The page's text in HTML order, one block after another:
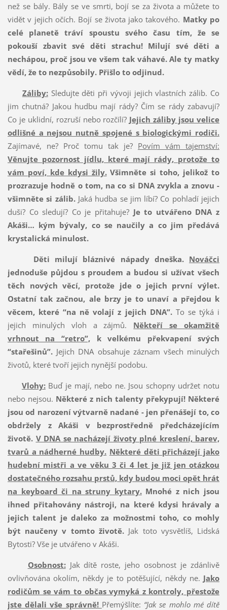
než se bály. Bály se ve smrti, bojí se za života a můžete to
vidět v jejich očích. Bojí se života jako takového. Matky po
celé planetě tráví spoustu svého času tím, že se
pokouší zbavit své děti strachu! Milují své děti a
nechápou, proč jsou ve všem tak váhavé. Ale ty matky
vědí, že to nezpůsobily. Přišlo to odjinud.
Záliby:Sledujte děti při vývoji jejich vlastních zálib. Co
jim chutná? Jakou hudbu mají rády? Čím se rády zabavují?
Co je uklidní, rozruší nebo rozčílí? Jejich záliby jsou velice
odlišné a nejsou nutně spojené s biologickými rodiči.
Zajímavé, ne? Proč tomu tak je? Povím vám tajemství:
Věnujte pozornost jídlu, které mají rády, protože to
vám poví, kde kdysi žily. Všimněte si toho, jelikož to
prozrazuje hodně o tom, na co si DNA zvykla a znovu -
všimněte si zálib.Jaká hudba se jim líbí? Co pohladí jejich
duši? Co sledují? Co je přitahuje? Je to utvářeno DNA z
Akáši… kým bývaly, co se naučily a co jim předává
krystalická minulost.
Děti milují bláznivé nápady dneška. Nováčci
jednoduše půjdou s proudem a budou si užívat všech
těch nových věcí, protože jde o jejich první výlet.
Ostatní tak začnou, ale brzy je to unaví a přejdou k
věcem, které “na ně volají z jejich DNA”.To se týká i
jejich minulých vloh a zájmů. Někteří se okamžitě
vrhnout na “retro”, k velkému překvapení svých
“stařešinů”.Jejich DNA obsahuje záznam všech minulých
životů, které tvoří jejich nynější podobu.
Vlohy:Buď je mají, nebo ne. Jsou schopny udržet notu
nebo nejsou. Některé z nich talenty překypují! Některé
jsou od narození výtvarně nadané - jen přenášejí to, co
obdržely z Akáši v bezprostředně předcházejícím
životě. V DNA se nacházejí životy plné kreslení, barev,
tvarů a nádherné hudby. Některé děti přicházejí jako
hudební mistři a ve věku 3 či 4 let je již jen otázkou
dostatečného rozsahu prstů, kdy budou moci opět hrát
na keyboard či na struny kytary. Mnohé z nich jsou
ihned přitahovány nástroji, na které kdysi hrávaly a
jejich talent je daleko za možnostmi toho, co mohly
být naučeny v tomto životě. Jak toto vysvětlíš, Lidská
Bytosti? Vše je utvářeno v Akáši.
Osobnost:Jak dítě roste, jeho osobnost je zdánlivě
ovlivňována okolím, někdy je to potěšující, někdy ne. Jako
rodičům se vám to občas vymyká z kontroly, přestože
jste dělali vše správně! Přemýšlíte: “Jak se mohlo mé dítě